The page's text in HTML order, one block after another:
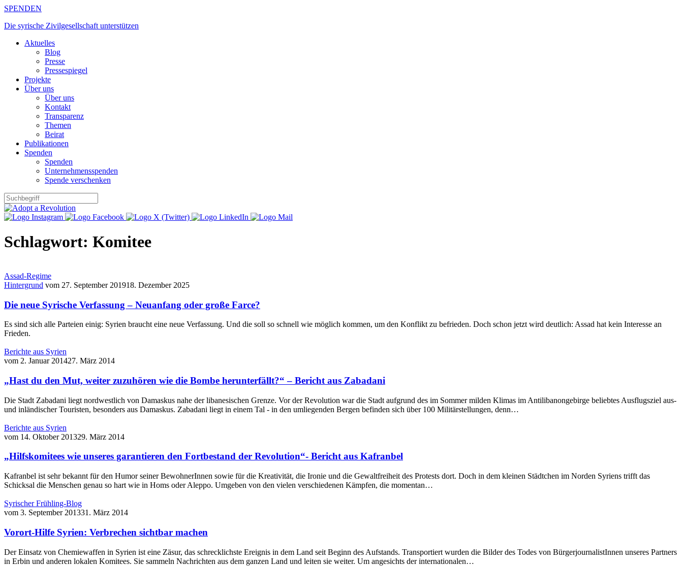
Zum
springen
SPENDEN
Die syrische Zivilgesellschaft unterstützen
Aktuelles
Blog
Presse
Pressespiegel
Projekte
Über uns
Über uns
Kontakt
Transparenz
Themen
Beirat
Publikationen
Spenden
Spenden
Unternehmensspenden
Spende verschenken
Schlagwort: Komitee
Assad-Regime
Hintergrund vom 27. September 201918. Dezember 2025
Die neue Syrische Verfassung – Neuanfang oder große Farce?
Es sind sich alle Parteien einig: Syrien braucht eine neue Verfassung. Und die soll so schnell wie möglich kommen, um den Konflikt zu befrieden. Doch schon jetzt wird deutlich: Assad hat kein Interesse an
Frieden.
Berichte aus Syrien
vom 2. Januar 201427. März 2014
„Hast du den Mut, weiter zuzuhören wie die Bombe herunterfällt?“ – Bericht aus Zabadani
Die Stadt Zabadani liegt nordwestlich von Damaskus nahe der libanesischen Grenze. Vor der Revolution war die Stadt aufgrund des im Sommer milden Klimas im Antilibanongebirge beliebtes Ausflugsziel aus-
und inländischer Touristen, besonders aus Damaskus. Zabadani liegt in einem Tal - in den umliegenden Bergen befinden sich über 100 Militärstellungen, denn…
Berichte aus Syrien
vom 14. Oktober 201329. März 2014
„Hilfskomitees wie unseres garantieren den Fortbestand der Revolution“- Bericht aus Kafranbel
Kafranbel ist sehr bekannt für den Humor seiner BewohnerInnen sowie für die Kreativität, die Ironie und die Gewaltfreiheit des Protests dort. Doch in dem kleinen Städtchen im Norden Syriens trifft das
Schicksal die Menschen genau so hart wie in Homs oder Aleppo. Umgeben von den vielen verschiedenen Kämpfen, die momentan…
Syrischer Frühling-Blog
vom 3. September 201331. März 2014
Vorort-Hilfe Syrien: Verbrechen sichtbar machen
Der Einsatz von Chemiewaffen in Syrien ist eine Zäsur, das schrecklichste Ereignis in dem Land seit Beginn des Aufstands. Transportiert wurden die Bilder des Todes von BürgerjournalistInnen unseres Partners
in Erbin und anderen lokalen Komitees. Sie sammeln Nachrichten aus dem ganzen Land und leiten sie weiter. Um angesichts der internationalen…